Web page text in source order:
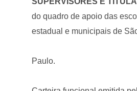
do quadro de apoio das
estadual e municipais de
Paulo.